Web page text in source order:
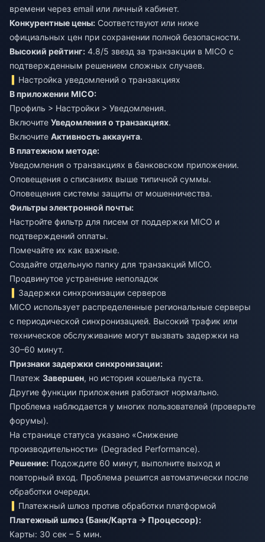
времени через email или личный кабинет.
Конкурентные цены: Соответствуют или ниже
официальных цен при сохранении полной безопасности.
Высокий рейтинг: 4.8/5 звезд за транзакции в MICO с
подтвержденным решением сложных случаев.
Настройка уведомлений о транзакциях
В приложении MICO:
Профиль > Настройки > Уведомления.
Включите Уведомления о транзакциях.
Включите Активность аккаунта.
В платежном методе:
Уведомления о транзакциях в банковском приложении.
Оповещения о списаниях выше типичной суммы.
Оповещения системы защиты от мошенничества.
Фильтры электронной почты:
Настройте фильтр для писем от поддержки MICO и
подтверждений оплаты.
Помечайте их как важные.
Создайте отдельную папку для транзакций MICO.
Продвинутое устранение неполадок
Задержки синхронизации серверов
MICO использует распределенные региональные серверы
с периодической синхронизацией. Высокий трафик или
техническое обслуживание могут вызвать задержки на
30–60 минут.
Признаки задержки синхронизации:
Платеж Завершен, но история кошелька пуста.
Другие функции приложения работают нормально.
Проблема наблюдается у многих пользователей (проверьте
форумы).
На странице статуса указано «Снижение
производительности» (Degraded Performance).
Решение: Подождите 60 минут, выполните выход и
повторный вход. Проблема решится автоматически после
обработки очереди.
Платежный шлюз против обработки платформой
Платежный шлюз (Банк/Карта → Процессор):
Карты: 30 сек – 5 мин.